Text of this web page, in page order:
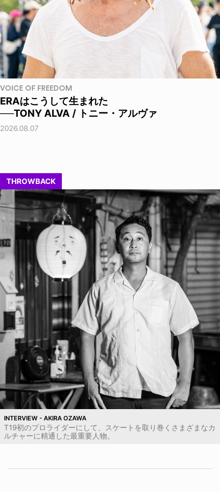
VOICE OF FREEDOM
ERAはこうして生まれた
──TONY ALVA / トニー・アルヴァ
2026.08.07
THROWBACK
INTERVIEW - AKIRA OZAWA
T19初のプロライダーにして、スケートを取り巻くさまざまなカ
ルチャーに精通した最重要人物。